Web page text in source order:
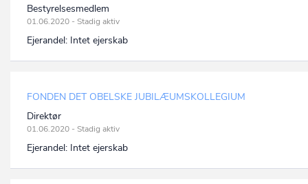
Bestyrelsesmedlem
01.06.2020 - Stadig aktiv
Ejerandel: Intet ejerskab
FONDEN DET OBELSKE JUBILÆUMSKOLLEGIUM
Direktør
01.06.2020 - Stadig aktiv
Ejerandel: Intet ejerskab